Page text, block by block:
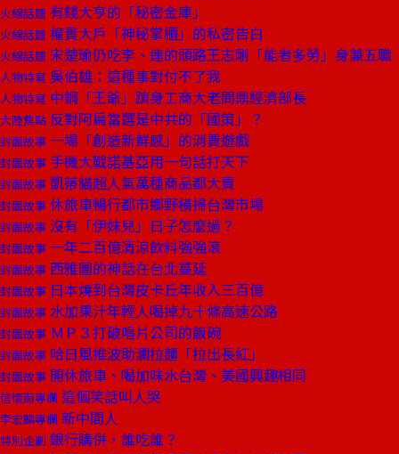
火線話題 有錢大亨的「秘密金庫」
火線話題 權貴大戶「神秘掌櫃」的私密告白
火線話題 宋楚瑜仍吃李、連的頭路王志剛「能者多勞」身兼五職
人物特寫 吳伯雄：這種事對付不了我
人物特寫 中鋼「王爺」躋身工商大老問鼎經濟部長
大陸焦點 反對阿扁當選是中共的「國策」？
封面故事 一場「創造新鮮感」的消費遊戲
封面故事 手機大戰諾基亞用一句話打天下
封面故事 凱蒂貓超人氣萬種商品都大賣
封面故事 休旅車暢行都市鄉野橫掃台灣市場
封面故事 沒有「伊妹兒」日子怎麼過？
封面故事 一年二百億清涼飲料強強滾
封面故事 西雅圖的神話在台北蔓延
封面故事 日本燒到台灣皮卡丘年收入三百億
封面故事 水加果汁年輕人喝掉九十條高速公路
封面故事 ＭＰ３打破唱片公司的飯碗
封面故事 哈日風推波助瀾拉麵「拉出長紅」
封面故事 開休旅車、喝加味水台灣、美國興趣相同
信懷南專欄 這個笑話叫人哭
李宏麟專欄 新中間人
特別企劃 銀行購併，誰吃誰？